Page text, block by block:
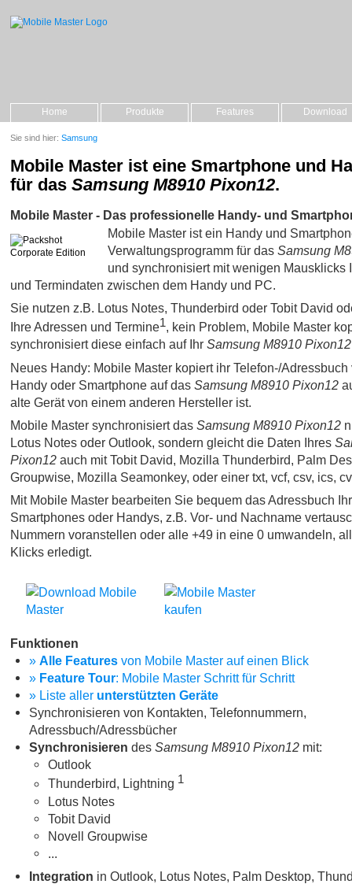
Home Produkte Features Download
Mobile Master ist eine Smartphone und
für das Samsung M8910 Pixon12.
Mobile Master - Das professionelle Handy- und
Mobile Master ist ein Handy und
Verwaltungsprogramm für das Samsung
und synchronisiert mit wenigen Mausklicks
und Termindaten zwischen dem Handy und PC.
Sie nutzen z.B. Lotus Notes, Thunderbird oder Tobit David
Ihre Adressen und Termine1, kein Problem, Mobile Master
synchronisiert diese einfach auf Ihr Samsung M8910 Pixon12
Neues Handy: Mobile Master kopiert ihr Telefon-/Adressbuch
Handy oder Smartphone auf das Samsung M8910 Pixon12
alte Gerät von einem anderen Hersteller ist.
Mobile Master synchronisiert das Samsung M8910 Pixon12
Lotus Notes oder Outlook, sondern gleicht die Daten Ihres
Pixon12 auch mit Tobit David, Mozilla Thunderbird, Palm
Groupwise, Mozilla Seamonkey, oder einer txt, vcf, csv, ics,
Mit Mobile Master bearbeiten Sie bequem das Adressbuch
Smartphones oder Handys, z.B. Vor- und Nachname
Nummern voranstellen oder alle +49 in eine 0 umwandeln,
Klicks erledigt.
Funktionen
» Alle Features von Mobile Master auf einen Blick
» Feature Tour: Mobile Master Schritt für Schritt
» Liste aller unterstützten Geräte
Synchronisieren von Kontakten, Telefonnummern,
Adressbuch/Adressbücher
Synchronisieren des Samsung M8910 Pixon12 mit:
Outlook
Thunderbird, Lightning 1
Lotus Notes
Tobit David
Novell Groupwise
...
Integration in Outlook, Lotus Notes, Palm Desktop,
Sie sind hier: Samsung